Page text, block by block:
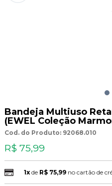
Bandeja Multiuso
(EWEL Coleção
Cod. do Produto: 92068.010
R$ 75,99
1xde R$ 75,99 no cartão de